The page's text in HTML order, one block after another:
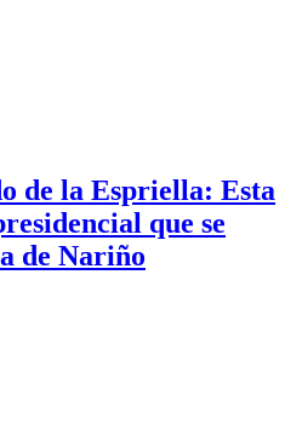
de la Espriella: Esta
que se
de Nariño